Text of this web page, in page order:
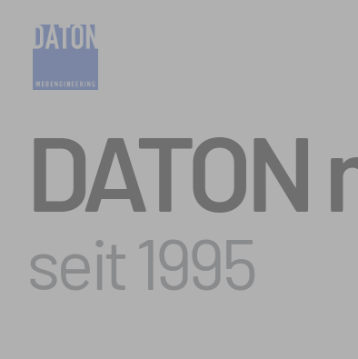
seit 1995